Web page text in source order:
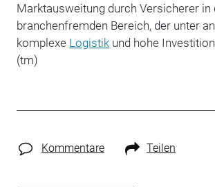
Marktausweitung durch Versicherer
branchenfremden Bereich, der unter
komplexe Logistikund hohe
(tm)
Kommentare Teilen